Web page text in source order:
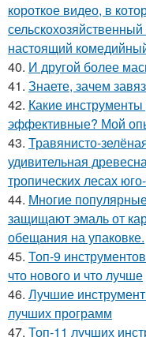
короткое видео, в
настоящий
40. И другой более
41. Знаете, зачем
42. Какие
эффективные? Мой
43. Травянисто-
удивительная
тропических лесах
44. Многие
защищают эмаль от
обещания на упаковке.
45. Топ-9
что нового и что лучше
46. Лучшие
лучших программ
47. Топ-11 лучших